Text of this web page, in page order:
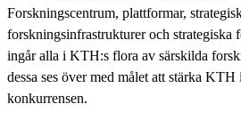
Forskningscentrum, plattformar,
forskningsinfrastrukturer och strategiska
ingår alla i KTH:s flora av särskilda
dessa ses över med målet att stärka KTH
konkurrensen.